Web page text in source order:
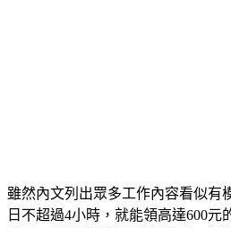
雖然內文列出眾多工作內容看似有
日不超過4小時，就能領高達600元